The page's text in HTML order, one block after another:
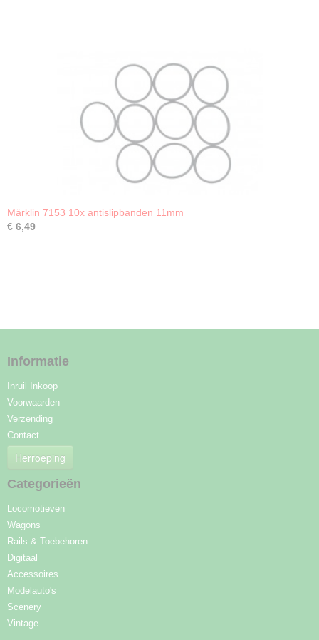
Märklin 7153 10x antislipbanden 11mm
€ 6,49
Informatie
Inruil Inkoop
Voorwaarden
Verzending
Contact
Herroeping
Categorieën
Locomotieven
Wagons
Rails & Toebehoren
Digitaal
Accessoires
Modelauto's
Scenery
Vintage